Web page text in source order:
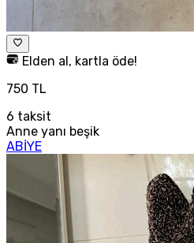
Elden al, kartla öde!
750 TL
6 taksit
Anne yanı beşik
ABİYE